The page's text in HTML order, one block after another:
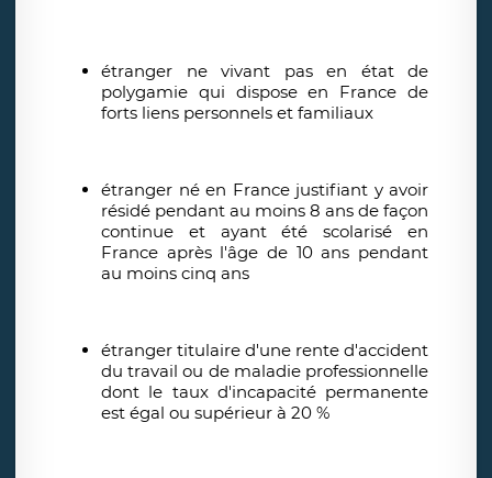
étranger ne vivant pas en état de
polygamie qui dispose en France de
forts liens personnels et familiaux
étranger né en France justifiant y avoir
résidé pendant au moins 8 ans de façon
continue et ayant été scolarisé en
France après l'âge de 10 ans pendant
au moins cinq ans
étranger titulaire d'une rente d'accident
du travail ou de maladie professionnelle
dont le taux d'incapacité permanente
est égal ou supérieur à 20 %